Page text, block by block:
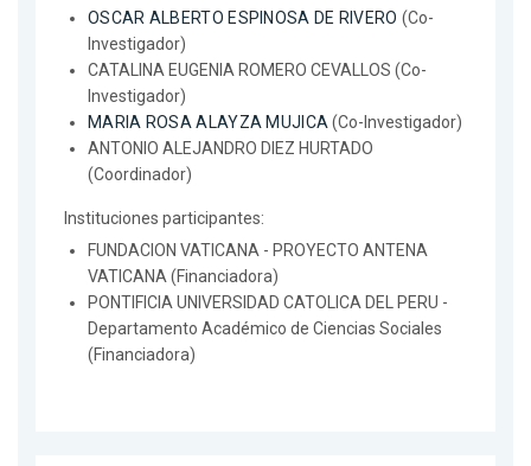
OSCAR ALBERTO ESPINOSA DE RIVERO (Co-
Investigador)
CATALINA EUGENIA ROMERO CEVALLOS (Co-
Investigador)
MARIA ROSA ALAYZA MUJICA(Co-Investigador)
ANTONIO ALEJANDRO DIEZ HURTADO
(Coordinador)
Instituciones participantes:
FUNDACION VATICANA - PROYECTO ANTENA
VATICANA (Financiadora)
PONTIFICIA UNIVERSIDAD CATOLICA DEL PERU -
Departamento Académico de Ciencias Sociales
(Financiadora)